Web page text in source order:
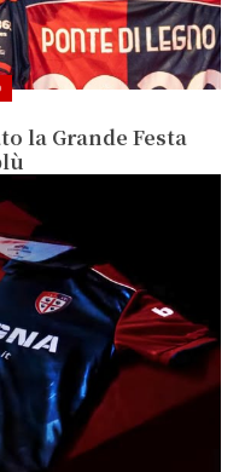
la Grande Festa